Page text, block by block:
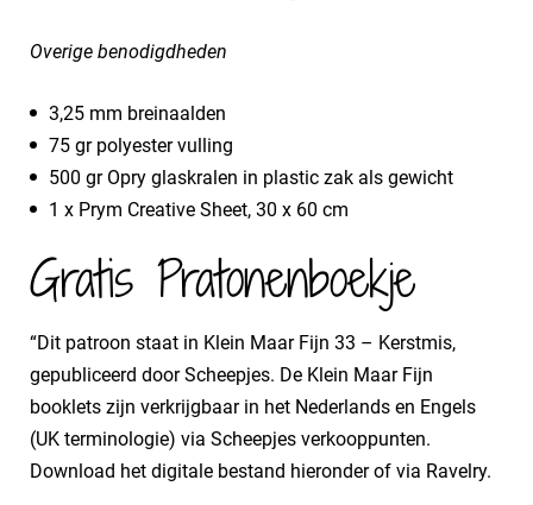
Overige benodigdheden
3,25 mm breinaalden
75 gr polyester vulling
500 gr Opry glaskralen in plastic zak als gewicht
1 x Prym Creative Sheet, 30 x 60 cm
Gratis Pratonenboekje
“Dit patroon staat in Klein Maar Fijn 33 – Kerstmis,
gepubliceerd door Scheepjes. De Klein Maar Fijn
booklets zijn verkrijgbaar in het Nederlands en Engels
(UK terminologie) via Scheepjes verkooppunten.
Download het digitale bestand hieronder of via Ravelry.